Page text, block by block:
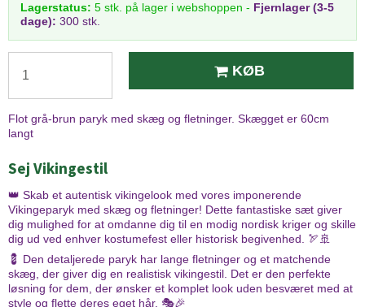
Lagerstatus: 5 stk. på lager i webshoppen - Fjernlager (3-5
dage): 300 stk.
KØB
Flot grå-brun paryk med skæg og fletninger. Skægget er 60cm
langt
Sej Vikingestil
👑 Skab et autentisk vikingelook med vores imponerende
Vikingeparyk med skæg og fletninger! Dette fantastiske sæt giver
dig mulighed for at omdanne dig til en modig nordisk kriger og skille
dig ud ved enhver kostumefest eller historisk begivenhed. 🏹🚢
💈 Den detaljerede paryk har lange fletninger og et matchende
skæg, der giver dig en realistisk vikingestil. Det er den perfekte
løsning for dem, der ønsker et komplet look uden besværet med at
style og flette deres eget hår. 🎭🎉